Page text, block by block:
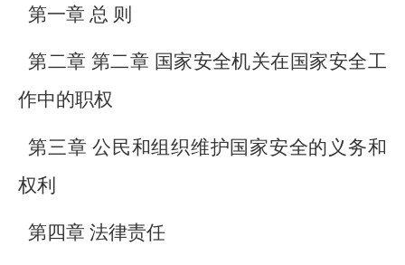
第一章总 则
第二章 第二章 国家安全机关在国家安全工
作中的职权
第三章 公民和组织维护国家安全的义务和
权利
第四章 法律责任